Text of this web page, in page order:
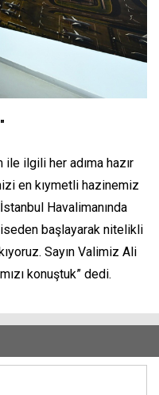
ile ilgili her adıma hazır
en kıymetli hazinemiz
Havalimanında
başlayarak nitelikli
Sayın Valimiz Ali
konuştuk” dedi.